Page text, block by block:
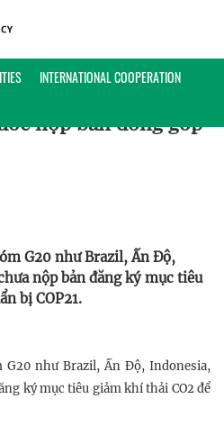
INTERNATIONAL COOPERATION
SÁCH
nộp bản đóng góp
G20 như Brazil, Ấn Độ,
nộp bản đăng ký mục tiêu
bị COP21.
như Brazil, Ấn Độ, Indonesia,
ký mục tiêu giảm khí thải CO2 để